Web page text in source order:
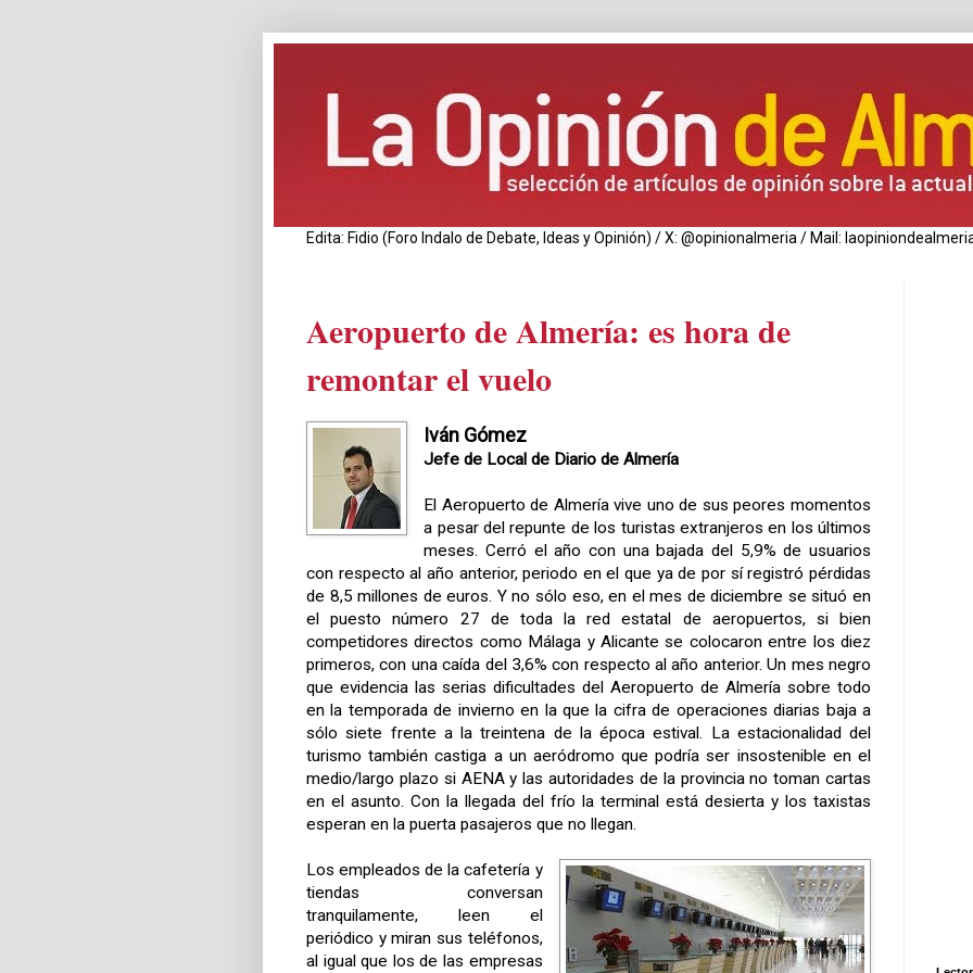
Edita: Fidio (Foro Indalo de Debate, Ideas y Opinión) / X: @opinionalmeria / Mail:
Aeropuerto de Almería: es hora de
remontar el vuelo
Iván Gómez
Jefe de Local de Diario de Almería
El Aeropuerto de Almería vive uno de sus peores momentos
a pesar del repunte de los turistas extranjeros en los últimos
meses. Cerró el año con una bajada del 5,9% de usuarios
con respecto al año anterior, periodo en el que ya de por sí registró pérdidas
de 8,5 millones de euros. Y no sólo eso, en el mes de diciembre se situó en
el puesto número 27 de toda la red estatal de aeropuertos, si bien
competidores directos como Málaga y Alicante se colocaron entre los diez
primeros, con una caída del 3,6% con respecto al año anterior. Un mes negro
que evidencia las serias dificultades del Aeropuerto de Almería sobre todo
en la temporada de invierno en la que la cifra de operaciones diarias baja a
sólo siete frente a la treintena de la época estival. La estacionalidad del
turismo también castiga a un aeródromo que podría ser insostenible en el
medio/largo plazo si AENA y las autoridades de la provincia no toman cartas
en el asunto. Con la llegada del frío la terminal está desierta y los taxistas
esperan en la puerta pasajeros que no llegan.
Los empleados de la cafetería y
tiendas conversan
tranquilamente, leen el
periódico y miran sus teléfonos,
al igual que los de las empresas